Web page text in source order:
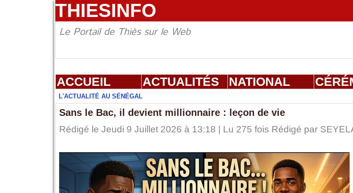
THIESINFO
Le Portail de Thiès sur le Web
ACCUEIL ACTUALITÉS NATIONAL
L'ACTUALITÉ AU SÉNÉGAL
Sans le Bac, il devient millionnaire : leçon de vie
Rédigé le Jeudi 9 Juillet 2026 à 13:18 | Lu 275 fois Rédigé par